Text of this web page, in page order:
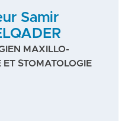
Samir
MAXILLO-
ET STOMATOLOGIE